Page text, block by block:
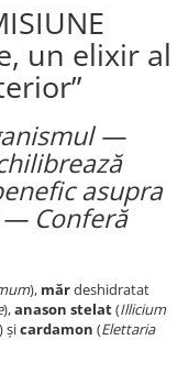
un elixir al
—
asupra
Conferă
), mărdeshidratat
),anason stelat(Illicium
) șicardamon (Elettaria